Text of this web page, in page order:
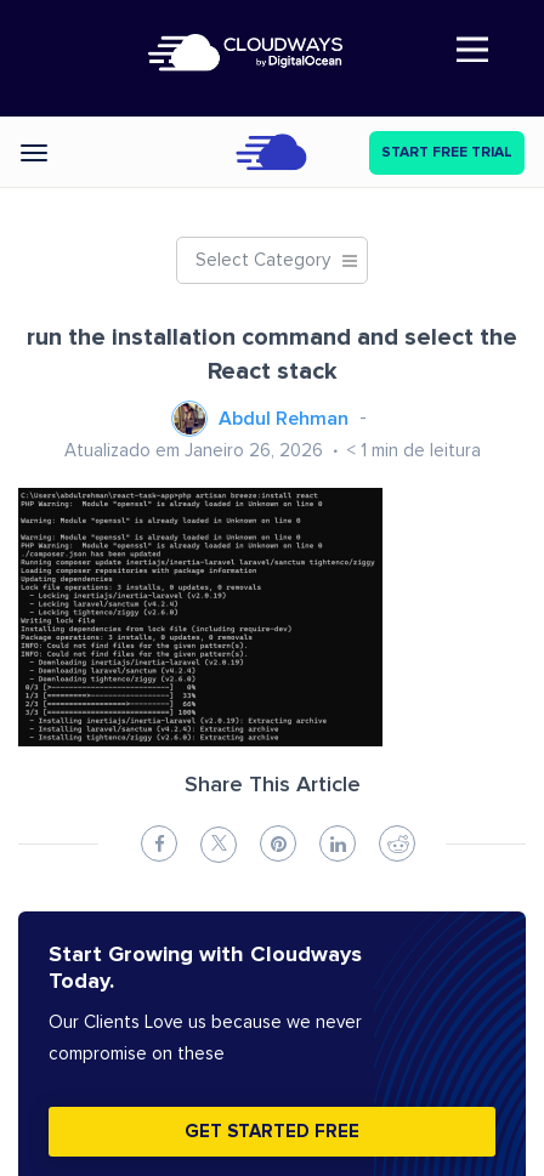
Abre a navegação
Categories START FREE TRIAL
Select Category
run the installation command and select the
React stack
Abdul Rehman
Atualizado em Janeiro 26, 2026 < 1 min de leitura
Share This Article
Start Growing with Cloudways
Today.
Our Clients Love us because we never
compromise on these
GET STARTED FREE